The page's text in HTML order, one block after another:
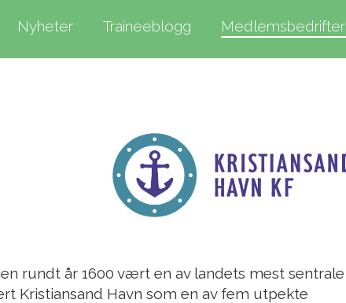
Nyheter Traineeblogg Medlemsbedrifter
rundt år 1600 vært en av landets mest sentrale
Kristiansand Havn som en av fem utpekte